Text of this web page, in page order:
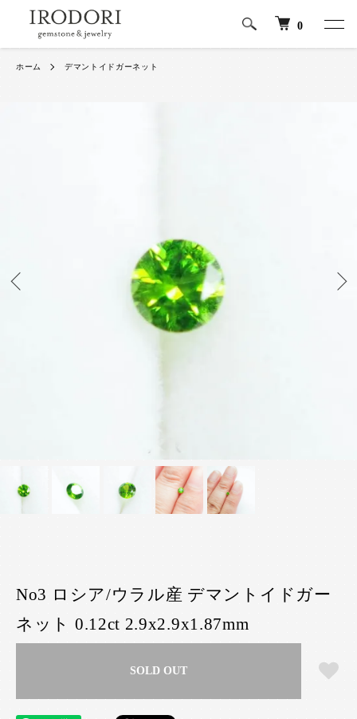
0
ホーム デマントイドガーネット
No3 ロシア/ウラル産 デマントイドガー
ネット 0.12ct 2.9x2.9x1.87mm
SOLD OUT